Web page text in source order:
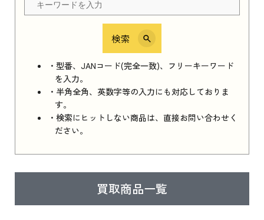
検索
・型番、JANコード(完全一致)、フリーキーワード
を入力。
・半角全角、英数字等の入力にも対応しておりま
す。
・検索にヒットしない商品は、直接お問い合わせく
ださい。
買取商品一覧
iPhone 16e シリーズ 2025
iPhone 16e シリーズ 2025 新品買取価格はこち
ら
iPad 11インチ 2025年春モデル
はこちら